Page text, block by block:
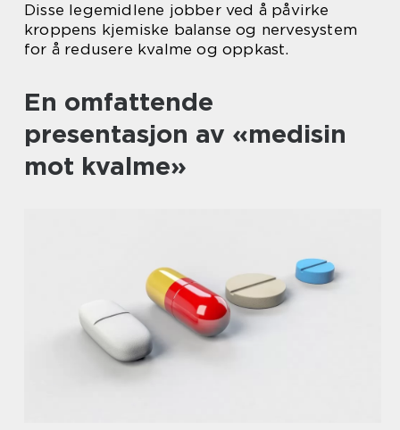
Disse legemidlene jobber ved å påvirke
kroppens kjemiske balanse og nervesystem
for å redusere kvalme og oppkast.
En omfattende
presentasjon av «medisin
mot kvalme»